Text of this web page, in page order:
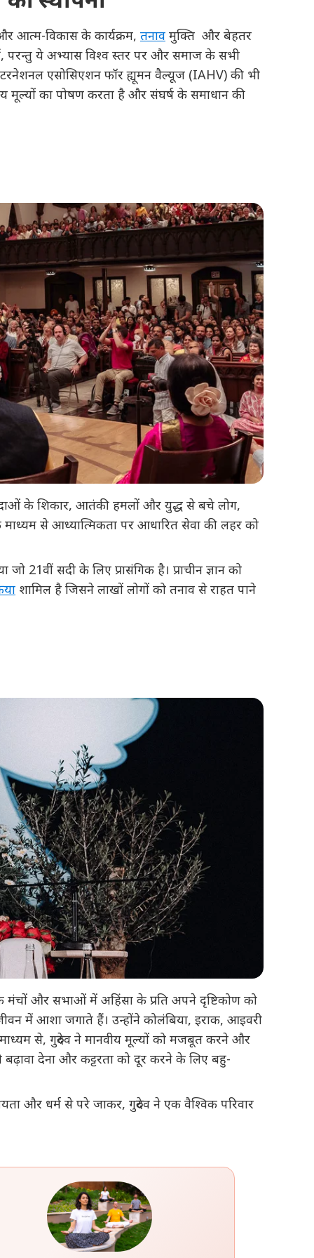
आत्म-विकास के कार्यक्रम, तनाव मुक्ति और बेहतर
परन्तु ये अभ्यास विश्व स्तर पर और समाज के सभी
एसोसिएशन फॉर ह्यूमन वैल्यूज (IAHV) की भी
मूल्यों का पोषण करता है और संघर्ष के समाधान की
आपदाओं के शिकार, आतंकी हमलों और युद्ध से बचे लोग,
से आध्यात्मिकता पर आधारित सेवा की लहर को
सदी के लिए प्रासंगिक है। प्राचीन ज्ञान को
शामिल है जिसने लाखों लोगों को तनाव से राहत पाने
मंचों और सभाओं में अहिंसा के प्रति अपने दृष्टिकोण को
में आशा जगाते हैं। उन्होंने कोलंबिया, इराक, आइवरी
माध्यम से, गुरुदेव ने मानवीय मूल्यों को मजबूत करने और
देना और कट्टरता को दूर करने के लिए बहु-
और धर्म से परे जाकर, गुरुदेव ने एक वैश्विक परिवार